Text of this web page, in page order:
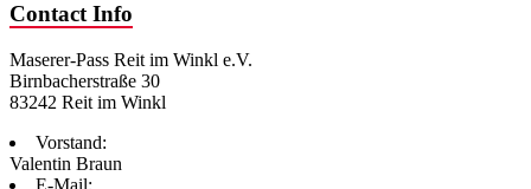
Contact Info
Maserer-Pass Reit im Winkl e.V.
Birnbacherstraße 30
83242 Reit im Winkl
Vorstand:
Valentin Braun
E-Mail: